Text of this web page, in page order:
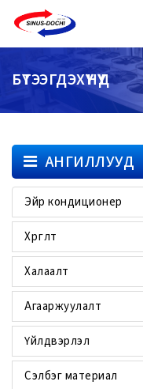
БҮТЭЭГДЭХҮҮНҮҮД
АНГИЛЛУУД
Эйр кондиционер
Хөргөлт
Халаалт
Агааржуулалт
Үйлдвэрлэл
Сэлбэг материал